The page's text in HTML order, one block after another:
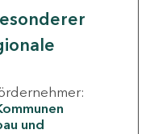
und